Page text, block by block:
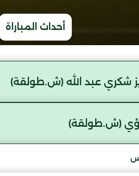
أحداث المباراة
شكري عبد الله (ش.طولقة)
(ش.طولقة)